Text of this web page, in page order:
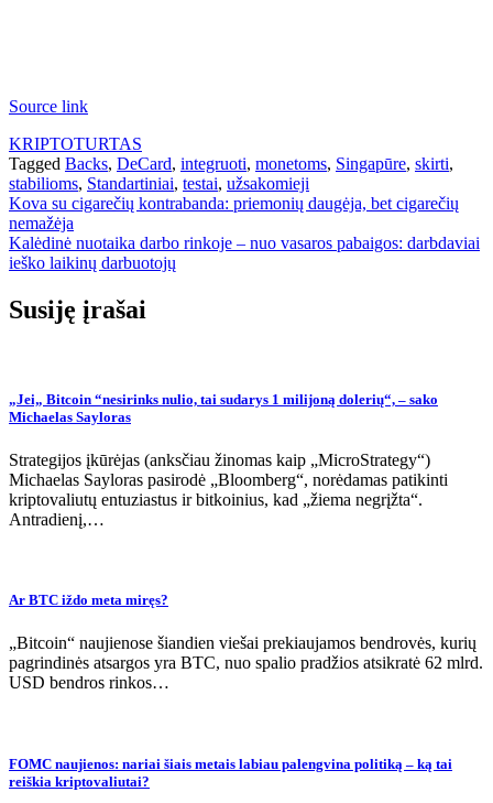
Source link
KRIPTOTURTAS
Tagged Backs, DeCard, integruoti, monetoms, Singapūre, skirti,
stabilioms, Standartiniai, testai, užsakomieji
Navigacija
tarp
įrašų
Kova su cigarečių kontrabanda: priemonių daugėja, bet cigarečių
nemažėja
Kalėdinė nuotaika darbo rinkoje – nuo ​​vasaros pabaigos: darbdaviai
ieško laikinų darbuotojų
Susiję įrašai
„Jei„ Bitcoin “nesirinks nulio, tai sudarys 1 milijoną dolerių“, – sako
Michaelas Sayloras
Strategijos įkūrėjas (anksčiau žinomas kaip „MicroStrategy“)
Michaelas Sayloras pasirodė „Bloomberg“, norėdamas patikinti
kriptovaliutų entuziastus ir bitkoinius, kad „žiema negrįžta“.
Antradienį,…
Ar BTC iždo meta miręs?
„Bitcoin“ naujienose šiandien viešai prekiaujamos bendrovės, kurių
pagrindinės atsargos yra BTC, nuo spalio pradžios atsikratė 62 mlrd.
USD bendros rinkos…
FOMC naujienos: nariai šiais metais labiau palengvina politiką – ką tai
reiškia kriptovaliutai?